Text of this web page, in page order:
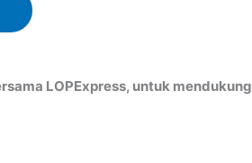
LOPExpress, untuk mendukung